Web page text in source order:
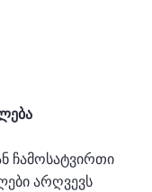
ჩამოსატვირთი
არღვევს